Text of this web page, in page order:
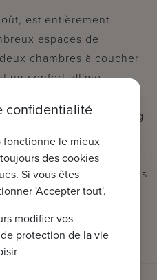
est entièrement
espaces de
chambres à coucher
un confort ultime.
une place de parking
pour une visite ou plus
44 14 ou via
confidentialité
fonctionne le mieux
des cookies
Si vous êtes
'Accepter tout'.
modifier vos
protection de la vie